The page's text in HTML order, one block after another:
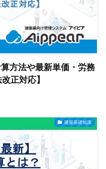
方法や最新単価・労務
正対応】
建築基礎知識